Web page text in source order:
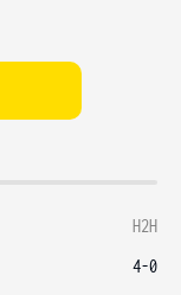
H2H
4-0